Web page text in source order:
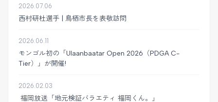
2026.07.06
西村研杜選手 | 鳥栖市長を表敬訪問
2026.06.11
モンゴル初の「Ulaanbaatar Open 2026（PDGA C-
Tier）」が開催!
2026.02.03
福岡放送「地元検証バラエティ 福岡くん。」